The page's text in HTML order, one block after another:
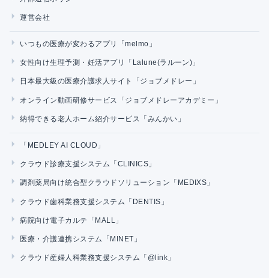
運営会社
いつもの医療が変わるアプリ「melmo」
女性向け生理予測・妊活アプリ「Lalune(ラルーン)」
日本最大級の医療介護求人サイト「ジョブメドレー」
オンライン動画研修サービス「ジョブメドレーアカデミー」
納得できる老人ホーム紹介サービス「みんかい」
「MEDLEY AI CLOUD」
クラウド診療支援システム「CLINICS」
調剤薬局向け統合型クラウドソリューション「MEDIXS」
クラウド歯科業務支援システム「DENTIS」
病院向け電子カルテ「MALL」
医療・介護連携システム「MINET」
クラウド産婦人科業務支援システム「@link」